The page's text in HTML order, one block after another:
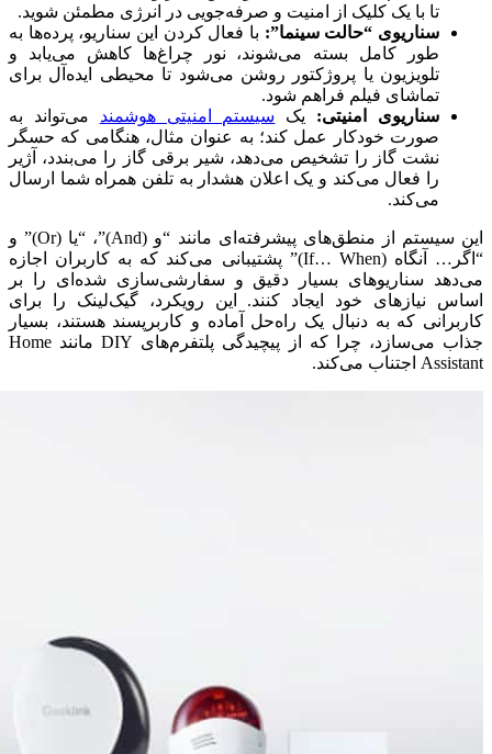
تا با یک کلیک از امنیت و صرفه‌جویی در انرژی مطمئن شوید.
سناریوی “حالت سینما”: با فعال کردن این سناریو، پرده‌ها به
طور کامل بسته می‌شوند، نور چراغ‌ها کاهش می‌یابد و
تلویزیون یا پروژکتور روشن می‌شود تا محیطی ایده‌آل برای
تماشای فیلم فراهم شود.
سناریوی امنیتی: یک سیستم امنیتی هوشمند می‌تواند به
صورت خودکار عمل کند؛ به عنوان مثال، هنگامی که حسگر
نشت گاز را تشخیص می‌دهد، شیر برقی گاز را می‌بندد، آژیر
را فعال می‌کند و یک اعلان هشدار به تلفن همراه شما ارسال
می‌کند.
این سیستم از منطق‌های پیشرفته‌ای مانند “و (And)”، “یا (Or)” و
“اگر… آنگاه (If… When)” پشتیبانی می‌کند که به کاربران اجازه
می‌دهد سناریوهای بسیار دقیق و سفارشی‌سازی شده‌ای را بر
اساس نیازهای خود ایجاد کنند. این رویکرد، گیک‌لینک را برای
کاربرانی که به دنبال یک راه‌حل آماده و کاربرپسند هستند، بسیار
جذاب می‌سازد، چرا که از پیچیدگی پلتفرم‌های DIY مانند Home
Assistant اجتناب می‌کند.